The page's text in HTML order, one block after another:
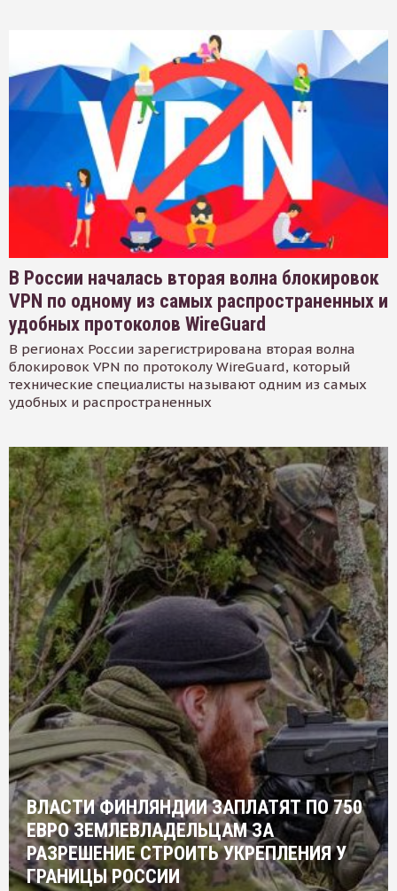
В России началась вторая волна блокировок
VPN по одному из самых распространенных и
удобных протоколов WireGuard
В регионах России зарегистрирована вторая волна
блокировок VPN по протоколу WireGuard, который
технические специалисты называют одним из самых
удобных и распространенных
ВЛАСТИ ФИНЛЯНДИИ ЗАПЛАТЯТ ПО 750
ЕВРО ЗЕМЛЕВЛАДЕЛЬЦАМ ЗА
РАЗРЕШЕНИЕ СТРОИТЬ УКРЕПЛЕНИЯ У
ГРАНИЦЫ РОССИИ